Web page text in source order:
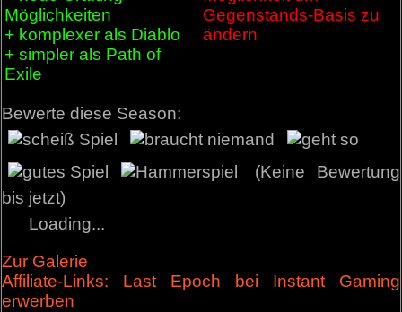
Möglichkeiten
+ komplexer als Diablo
+ simpler als Path of
Exile
Gegenstands-Basis zu
ändern
Bewerte diese Season:
(Keine Bewertung
bis jetzt)
Loading...
Zur Galerie
Affiliate-Links: Last Epoch bei Instant Gaming
erwerben